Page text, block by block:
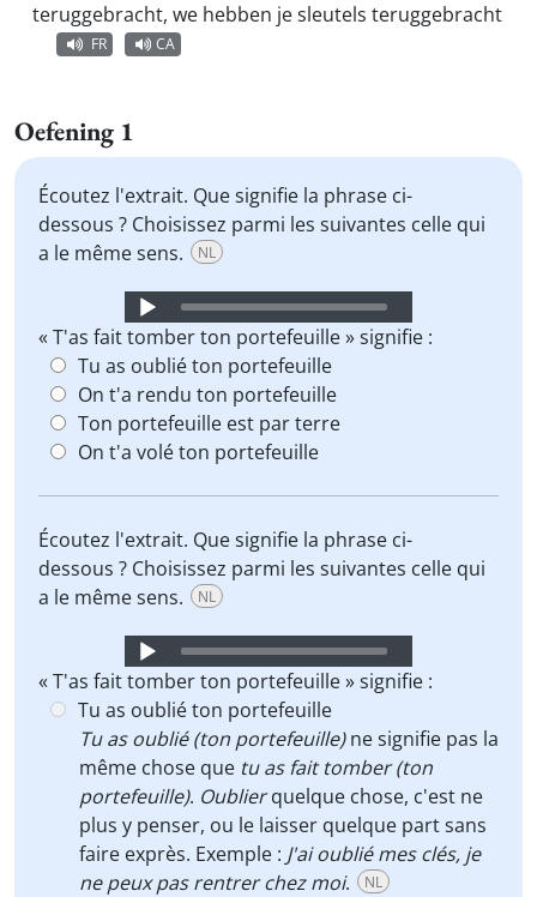
teruggebracht, we hebben je sleutels teruggebracht
FR CA
Oefening 1
Écoutez l'extrait. Que signifie la phrase ci-
dessous ? Choisissez parmi les suivantes celle qui
a le même sens.
NL
Audio
Player
« T'as fait tomber ton portefeuille » signifie :
Tu as oublié ton portefeuille
On t'a rendu ton portefeuille
Ton portefeuille est par terre
On t'a volé ton portefeuille
Écoutez l'extrait. Que signifie la phrase ci-
dessous ? Choisissez parmi les suivantes celle qui
a le même sens.
NL
Audio
Player
« T'as fait tomber ton portefeuille » signifie :
Tu as oublié ton portefeuille
Tu as oublié (ton portefeuille)ne signifie pas la
même chose que tu as fait tomber (ton
portefeuille). Oublierquelque chose, c'est ne
plus y penser, ou le laisser quelque part sans
faire exprès. Exemple : J'ai oublié mes clés, je
ne peux pas rentrer chez moi. NL